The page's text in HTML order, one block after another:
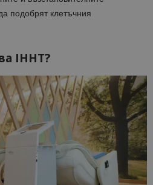
подобрят клетъчния
IHHT?